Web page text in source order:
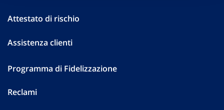
Attestato di rischio
Assistenza clienti
Programma di Fidelizzazione
Reclami